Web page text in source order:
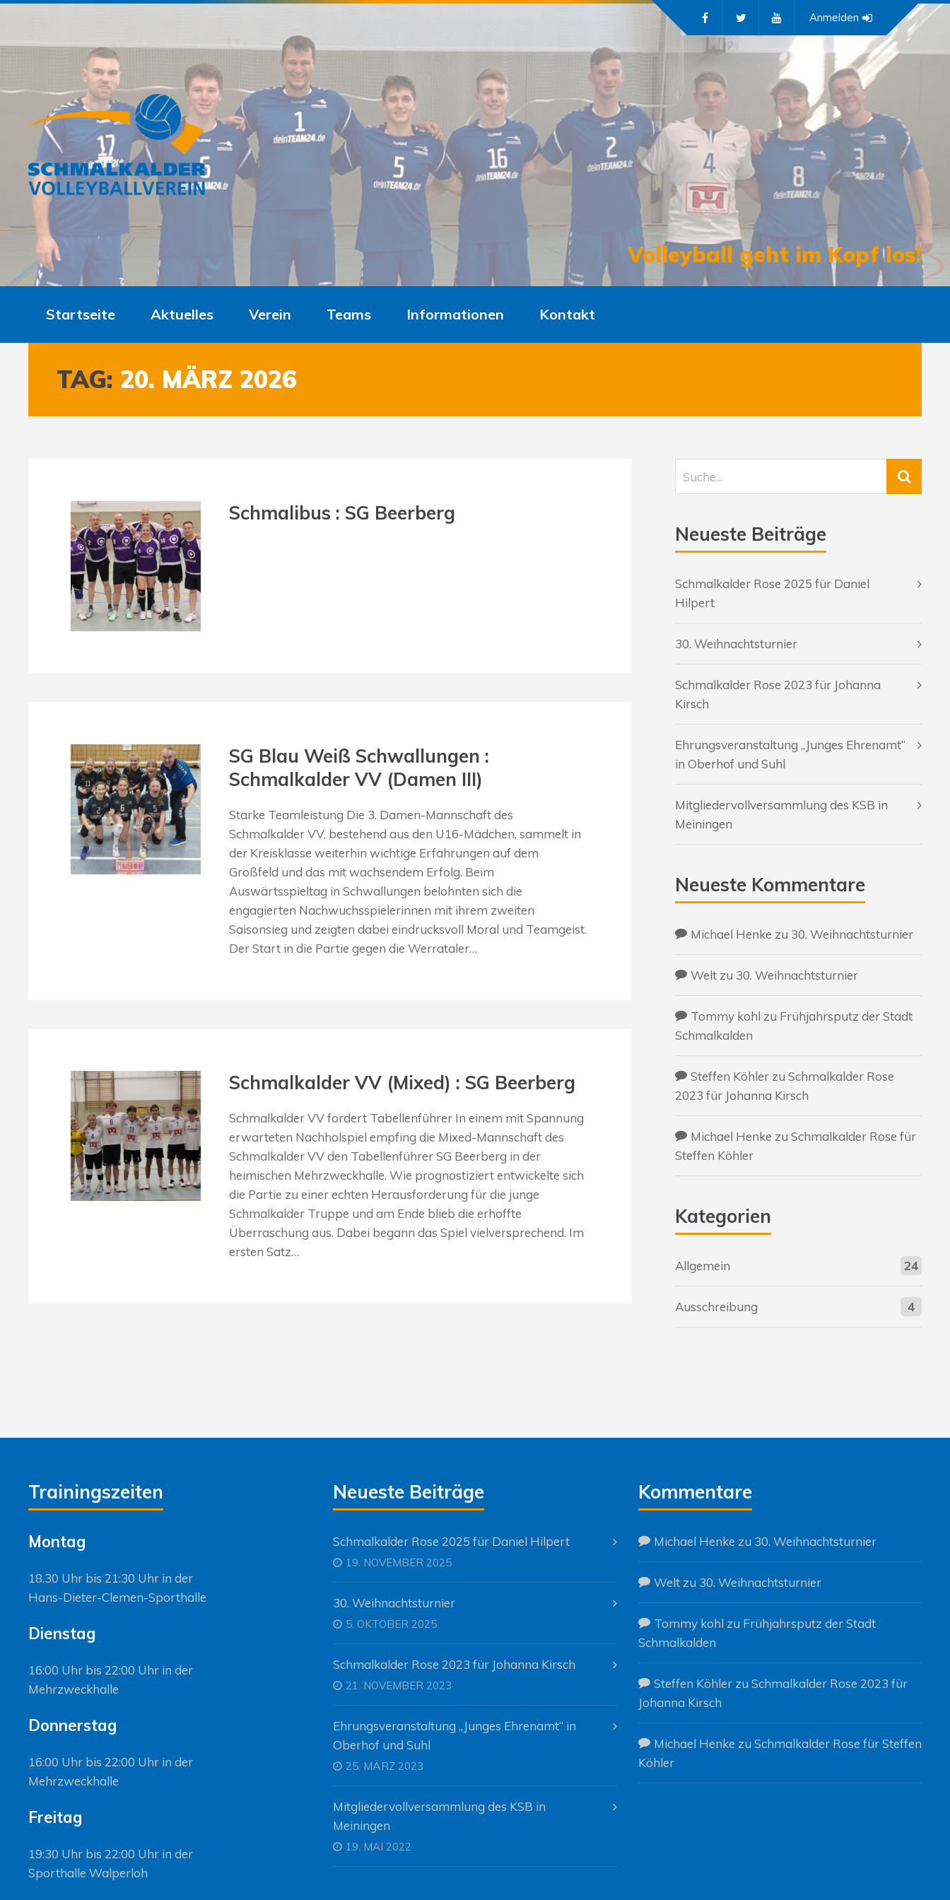
Volleyball geht im Kopf los!
Anmelden
Startseite Aktuelles Verein Teams Informationen Kontakt
TAG: 20. MÄRZ 2026
Schmalibus : SG Beerberg
SG Blau Weiß Schwallungen :
Schmalkalder VV (Damen III)
Starke Teamleistung Die 3. Damen-Mannschaft des
Schmalkalder VV, bestehend aus den U16-Mädchen, sammelt in
der Kreisklasse weiterhin wichtige Erfahrungen auf dem
Großfeld und das mit wachsendem Erfolg. Beim
Auswärtsspieltag in Schwallungen belohnten sich die
engagierten Nachwuchsspielerinnen mit ihrem zweiten
Saisonsieg und zeigten dabei eindrucksvoll Moral und Teamgeist.
Der Start in die Partie gegen die Werrataler…
Schmalkalder VV (Mixed) : SG Beerberg
Schmalkalder VV fordert Tabellenführer In einem mit Spannung
erwarteten Nachholspiel empfing die Mixed-Mannschaft des
Schmalkalder VV den Tabellenführer SG Beerberg in der
heimischen Mehrzweckhalle. Wie prognostiziert entwickelte sich
die Partie zu einer echten Herausforderung für die junge
Schmalkalder Truppe und am Ende blieb die erhoffte
Überraschung aus. Dabei begann das Spiel vielversprechend. Im
ersten Satz…
Neueste Beiträge
Schmalkalder Rose 2025 für Daniel
Hilpert
30. Weihnachtsturnier
Schmalkalder Rose 2023 für Johanna
Kirsch
Ehrungsveranstaltung „Junges Ehrenamt“
in Oberhof und Suhl
Mitgliedervollversammlung des KSB in
Meiningen
Neueste Kommentare
Michael Henke zu 30. Weihnachtsturnier
Weltzu 30. Weihnachtsturnier
Tommy kohl zu Frühjahrsputz der Stadt
Schmalkalden
Steffen Köhlerzu Schmalkalder Rose
2023 für Johanna Kirsch
Michael Henke zu Schmalkalder Rose für
Steffen Köhler
Kategorien
Allgemein 24
Ausschreibung 4
Trainingszeiten
Montag
18.30 Uhr bis 21:30 Uhr in der
Hans-Dieter-Clemen-Sporthalle
Dienstag
16:00 Uhr bis 22:00 Uhr in der
Mehrzweckhalle
Donnerstag
16:00 Uhr bis 22:00 Uhr in der
Mehrzweckhalle
Freitag
19:30 Uhr bis 22:00 Uhr in der
Sporthalle Walperloh
Neueste Beiträge
Schmalkalder Rose 2025 für Daniel Hilpert
19. NOVEMBER 2025
30. Weihnachtsturnier
5. OKTOBER 2025
Schmalkalder Rose 2023 für Johanna Kirsch
21. NOVEMBER 2023
Ehrungsveranstaltung „Junges Ehrenamt“ in
Oberhof und Suhl
25. MÄRZ 2023
Mitgliedervollversammlung des KSB in
Meiningen
19. MAI 2022
Kommentare
Michael Henke zu 30. Weihnachtsturnier
Weltzu 30. Weihnachtsturnier
Tommy kohl zu Frühjahrsputz der Stadt
Schmalkalden
Steffen Köhlerzu Schmalkalder Rose 2023 für
Johanna Kirsch
Michael Henke zu Schmalkalder Rose für Steffen
Köhler